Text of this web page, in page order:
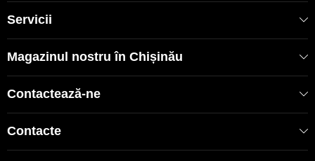
și instalare. Garanție fabrică Stronghold 2-3 ani. Comandați
acum boilerul Stronghold 80L - calitate dovedită la preț
ieftin de 4500 MDL!
Servicii
Magazinul nostru în Chișinău
Contactează-ne
Contacte